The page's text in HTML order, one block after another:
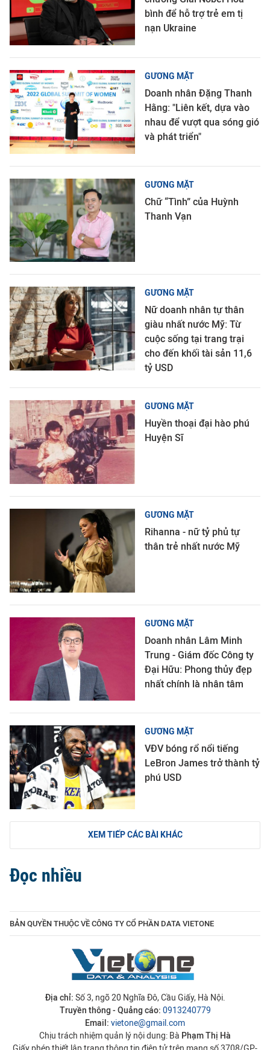
bình để hỗ trợ trẻ em tị
nạn Ukraine
GƯƠNG MẶT
Doanh nhân Đặng Thanh
Hằng: "Liên kết, dựa vào
nhau để vượt qua sóng gió
và phát triển"
GƯƠNG MẶT
Chữ “Tình” của Huỳnh
Thanh Vạn
GƯƠNG MẶT
Nữ doanh nhân tự thân
giàu nhất nước Mỹ: Từ
cuộc sống tại trang trại
cho đến khối tài sản 11,6
tỷ USD
GƯƠNG MẶT
Huyền thoại đại hào phú
Huyện Sĩ
GƯƠNG MẶT
Rihanna - nữ tỷ phủ tự
thân trẻ nhất nước Mỹ
GƯƠNG MẶT
Doanh nhân Lâm Minh
Trung - Giám đốc Công ty
Đại Hữu: Phong thủy đẹp
nhất chính là nhân tâm
GƯƠNG MẶT
VĐV bóng rổ nổi tiếng
LeBron James trở thành tỷ
phú USD
XEM TIẾP CÁC BÀI KHÁC
Đọc nhiều
BẢN QUYỀN THUỘC VỀ CÔNG TY CỔ PHẦN DATA VIETONE
Địa chỉ: Số 3, ngõ 20 Nghĩa Đô, Cầu Giấy, Hà Nội.
Truyền thông - Quảng cáo: 0913240779
Email: vietone@gmail.com
Chịu trách nhiệm quản lý nội dung: Bà Phạm Thị Hà